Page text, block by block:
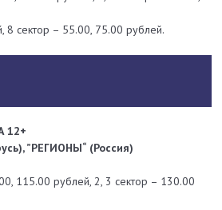
8 сектор – 55.00, 75.00 рублей.
12+
”РЕГИОНЫ“ (Россия)
115.00 рублей, 2, 3 сектор – 130.00